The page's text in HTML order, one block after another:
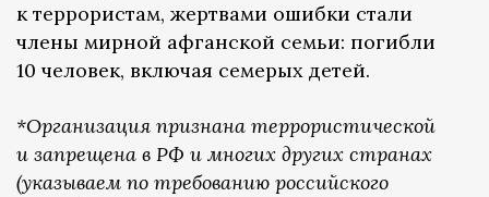
к террористам, жертвами ошибки стали
члены мирной афганской семьи: погибли
10 человек, включая семерых детей.
*Организация признана террористической
и запрещена в РФ и многих других странах
(указываем по требованию российского